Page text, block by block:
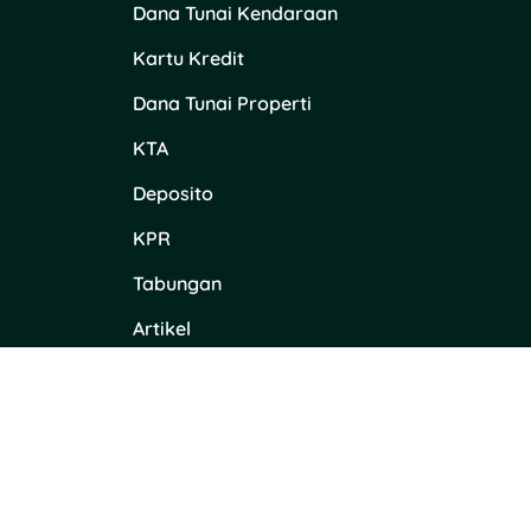
Dana Tunai Kendaraan
Kartu Kredit
Dana Tunai Properti
KTA
Deposito
KPR
Tabungan
Artikel